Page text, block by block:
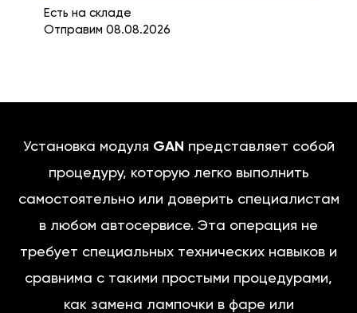
Есть на складе
Отправим 08.08.2026
Установка модуля GAN представляет собой
процедуру, которую легко выполнить
самостоятельно или доверить специалистам
в любом автосервисе. Эта операция не
требует специальных технических навыков и
сравнима с такими простыми процедурами,
как замена лампочки в фаре или